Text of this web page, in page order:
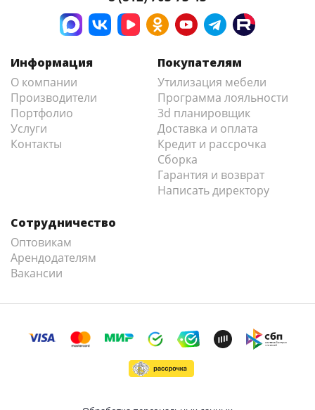
Информация
О компании
Производители
Портфолио
Услуги
Контакты
Покупателям
Утилизация мебели
Программа лояльности
3d планировщик
Доставка и оплата
Кредит и рассрочка
Сборка
Гарантия и возврат
Написать директору
Сотрудничество
Оптовикам
Арендодателям
Вакансии